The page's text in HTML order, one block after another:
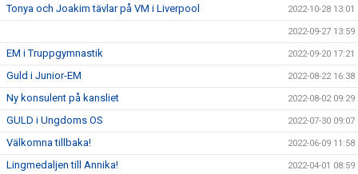
Tonya och Joakim tävlar på VM i Liverpool 2022-10-28 13:01
2022-09-27 13:59
EM i Truppgymnastik 2022-09-20 17:21
Guld i Junior-EM 2022-08-22 16:38
Ny konsulent på kansliet 2022-08-02 09:29
GULD i Ungdoms OS 2022-07-30 09:07
Välkomna tillbaka! 2022-06-09 11:58
Lingmedaljen till Annika! 2022-04-01 08:59